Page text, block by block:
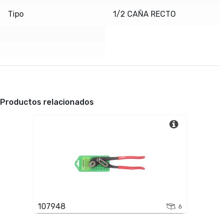
Tipo 1/2 CAÑA RECTO
Productos relacionados
107948 6